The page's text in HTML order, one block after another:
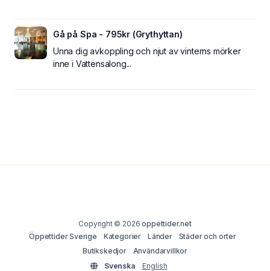
Gå på Spa - 795kr (Grythyttan)
Unna dig avkoppling och njut av vinterns mörker
inne i Vattensalong...
Copyright © 2026oppettider.net
Öppettider Sverige
Kategorier Länder
Städer och orter
Butikskedjor
Användarvillkor
Svenska
English